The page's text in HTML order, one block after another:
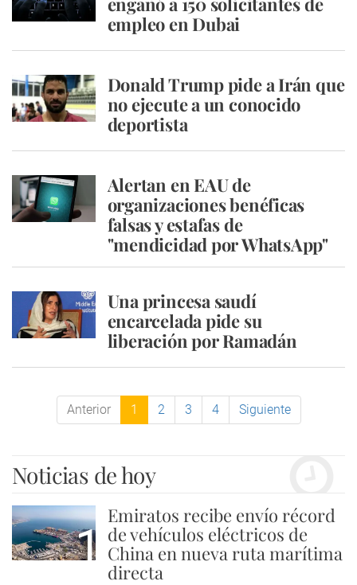
empleo en Dubai
Donald Trump pide a Irán que
no ejecute a un conocido
deportista
Alertan en EAU de
organizaciones benéficas
falsas y estafas de
"mendicidad por WhatsApp"
Una princesa saudí
encarcelada pide su
liberación por Ramadán
Anterior 1 2 3 4 Siguiente
Noticias de hoy
1
Emiratos recibe envío récord
de vehículos eléctricos de
China en nueva ruta marítima
directa